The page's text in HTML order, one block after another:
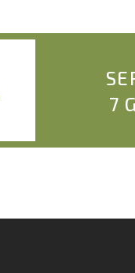
7